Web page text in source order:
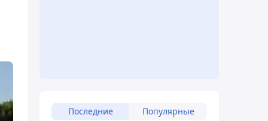
Последние Популярные